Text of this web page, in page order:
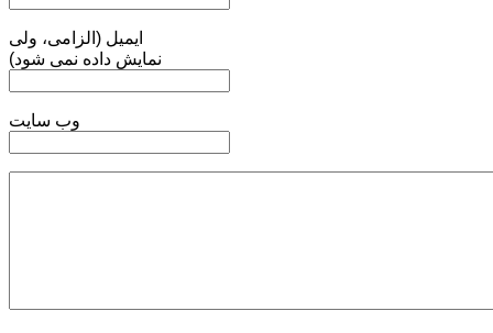
ایمیل (الزامی، ولی
نمایش داده نمی شود)
وب سایت